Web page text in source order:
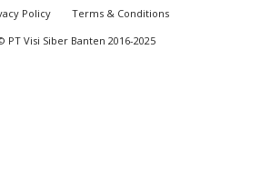
Policy
Terms & Conditions
PT Visi Siber Banten 2016-2025